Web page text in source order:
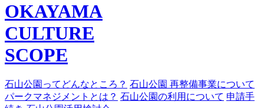
OKAYAMA
CULTURE
SCOPE
石山公園ってどんなところ？ 石山公園 再整備事業について
パークマネジメントとは？ 石山公園の利用について 申請手